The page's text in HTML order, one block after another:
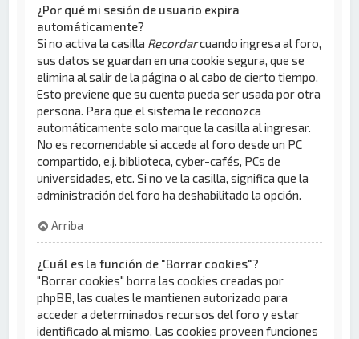
¿Por qué mi sesión de usuario expira
automáticamente?
Si no activa la casilla Recordarcuando ingresa al foro,
sus datos se guardan en una cookie segura, que se
elimina al salir de la página o al cabo de cierto tiempo.
Esto previene que su cuenta pueda ser usada por otra
persona. Para que el sistema le reconozca
automáticamente solo marque la casilla al ingresar.
No es recomendable si accede al foro desde un PC
compartido, e.j. biblioteca, cyber-cafés, PCs de
universidades, etc. Si no ve la casilla, significa que la
administración del foro ha deshabilitado la opción.
Arriba
¿Cuál es la función de "Borrar cookies"?
"Borrar cookies" borra las cookies creadas por
phpBB, las cuales le mantienen autorizado para
acceder a determinados recursos del foro y estar
identificado al mismo. Las cookies proveen funciones